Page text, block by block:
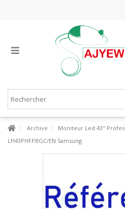
Archive
Moniteur Led 43"
LH43PHFPBGC/EN Samsung